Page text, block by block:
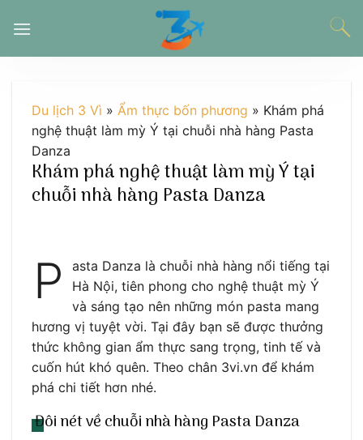
đến
Du lịch 3 Vì » Ẩm thực bốn phương » Khám phá
nghệ thuật làm mỳ Ý tại chuỗi nhà hàng Pasta
Danza
Khám phá nghệ thuật làm mỳ Ý tại
chuỗi nhà hàng Pasta Danza
P
asta Danza là chuỗi nhà hàng nổi tiếng tại
Hà Nội, tiên phong cho nghệ thuật mỳ Ý
và sáng tạo nên những món pasta mang
hương vị tuyệt vời. Tại đây bạn sẽ được thưởng
thức không gian ẩm thực sang trọng, tinh tế và
cuốn hút khó quên. Theo chân 3vi.vn để khám
phá chi tiết hơn nhé.
Đôi nét về chuỗi nhà hàng Pasta Danza